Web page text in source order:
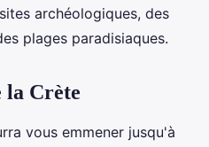
archéologiques, des
plages paradisiaques.
la Crète
vous emmener jusqu'à